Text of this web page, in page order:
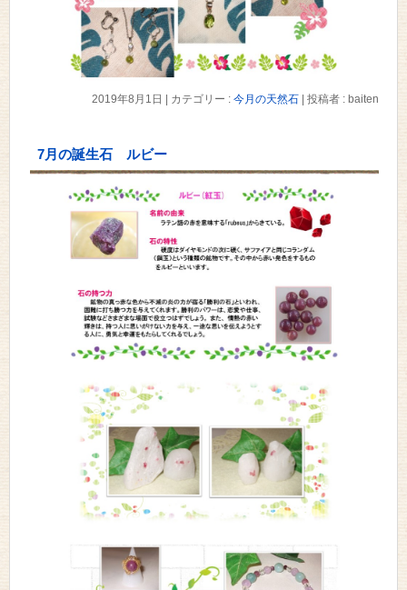
2019年8月1日 | カテゴリー : 今月の天然石 | 投稿者 : baiten
7月の誕生石 ルビー